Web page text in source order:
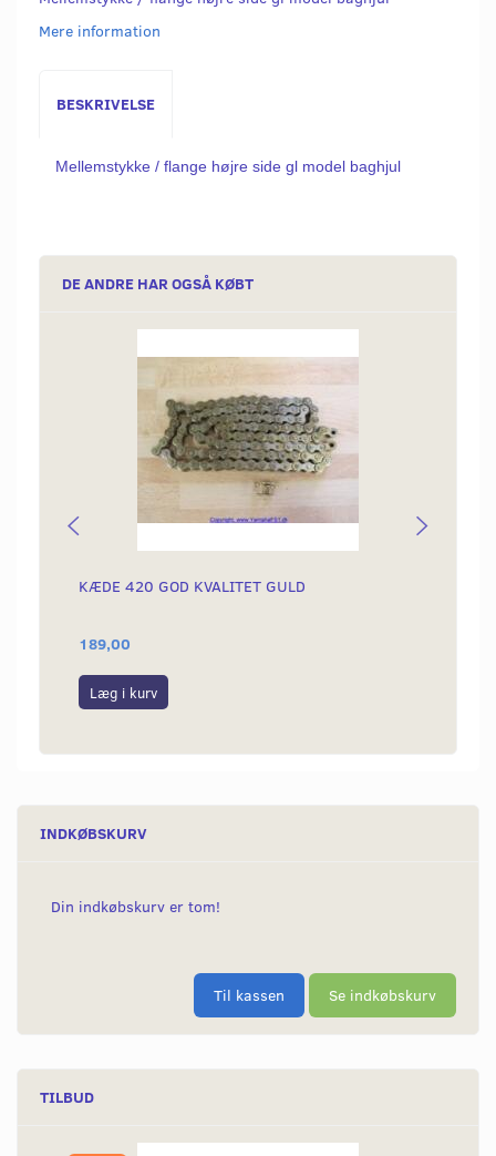
Mere information
BESKRIVELSE
Mellemstykke / flange højre side gl model baghjul
DE ANDRE HAR OGSÅ KØBT
KÆDE 420 GOD KVALITET GULD
189,00
Læg i kurv
INDKØBSKURV
Din indkøbskurv er tom!
Til kassen Se indkøbskurv
TILBUD